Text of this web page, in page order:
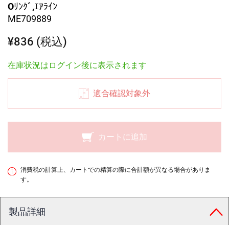
Oﾘﾝｸﾞ,ｴｱﾗｲﾝ
ME709889
¥836 (税込)
在庫状況はログイン後に表示されます
適合確認対象外
カートに追加
消費税の計算上、カートでの精算の際に合計額が異なる場合がありま
す。
製品詳細